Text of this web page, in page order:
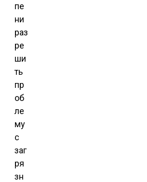
пе
ни
раз
ре
ши
ть
пр
об
ле
му
с
заг
ря
зн